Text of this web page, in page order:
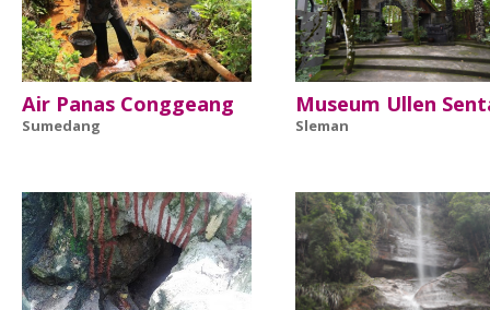
Air Panas Conggeang
Sumedang
Museum Ullen
Sleman